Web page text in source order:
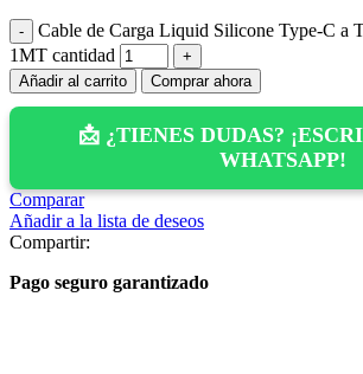
Cable de Carga Liquid Silicone Type-C a
1MT cantidad
Añadir al carrito Comprar ahora
📩 ¿TIENES DUDAS?
WHATSAPP!
Comparar
Añadir a la lista de deseos
Compartir:
Pago seguro garantizado